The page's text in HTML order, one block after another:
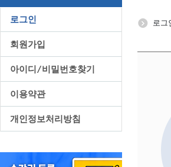
로그인
회원가입
아이디/비밀번호찾기
이용약관
개인정보처리방침
로